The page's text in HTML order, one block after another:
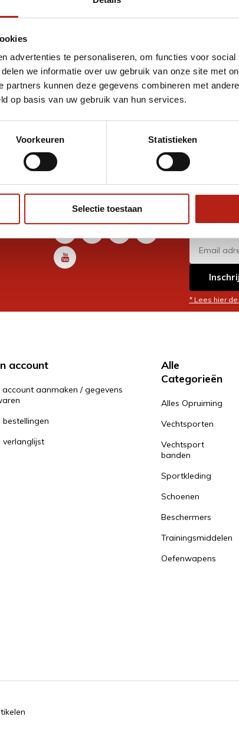
advertenties te personaliseren, om functies voor
we informatie over uw gebruik van onze site met
partners kunnen deze gegevens combineren met
op basis van uw gebruik van hun services.
Voorkeuren Statistieken
Selectie toestaan
Eenvoudig ruilen of retour
Volg ons
* Lees hier
account
account aanmaken / gegevens
bestellingen
verlanglijst
Alle
Categorieën
Alles Opruiming
Vechtsporten
Vechtsport
banden
Sportkleding
Schoenen
Beschermers
Trainingsmiddelen
Oefenwapens